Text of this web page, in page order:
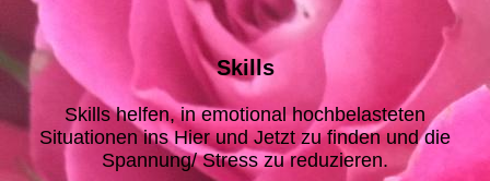
Skills
Skills helfen, in emotional hochbelasteten
Situationen ins Hier und Jetzt zu finden und die
Spannung/ Stress zu reduzieren.